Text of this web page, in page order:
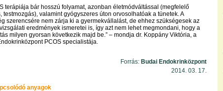
terápiája bár hosszú folyamat, azonban életmódváltással (megfelelő
testmozgás), valamint gyógyszeres úton orvosolhatóak a tünetek. A
szerencsére nem zárja ki a gyermekvállalást, de ehhez szükségesek az
eredmények ismeretei is, így azt nem lehet megmondani, hogy a
milyen gyorsan következik majd be.” – mondja dr. Koppány Viktória, a
PCOS specialistája.
Forrás: Budai Endokrinközpont
2014. 03. 17.
anyagok